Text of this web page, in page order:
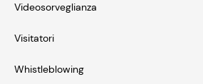
Videosorveglianza
Visitatori
Whistleblowing